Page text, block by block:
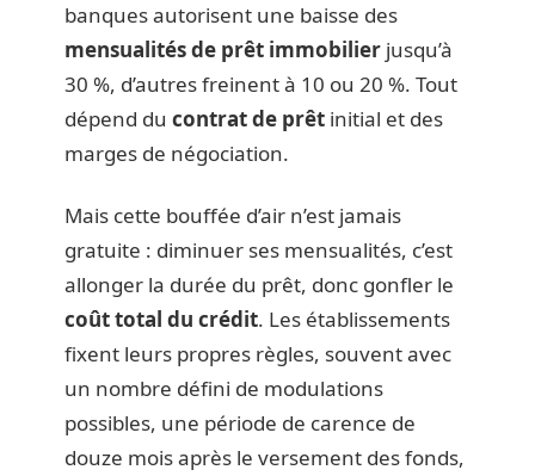
banques autorisent une baisse des
mensualités de prêt immobilier jusqu’à
30 %, d’autres freinent à 10 ou 20 %. Tout
dépend du contrat de prêt initial et des
marges de négociation.
Mais cette bouffée d’air n’est jamais
gratuite : diminuer ses mensualités, c’est
allonger la durée du prêt, donc gonfler le
coût total du crédit. Les établissements
fixent leurs propres règles, souvent avec
un nombre défini de modulations
possibles, une période de carence de
douze mois après le versement des fonds,